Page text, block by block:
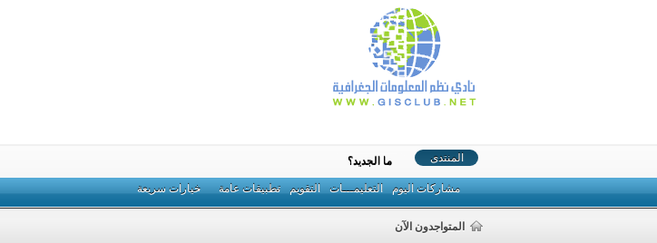
المنتدى
مشاركات اليوم التعليمـــات التقويم تطبيقات عامة خيارات سريعة
ما الجديد؟
المتواجدون الآن